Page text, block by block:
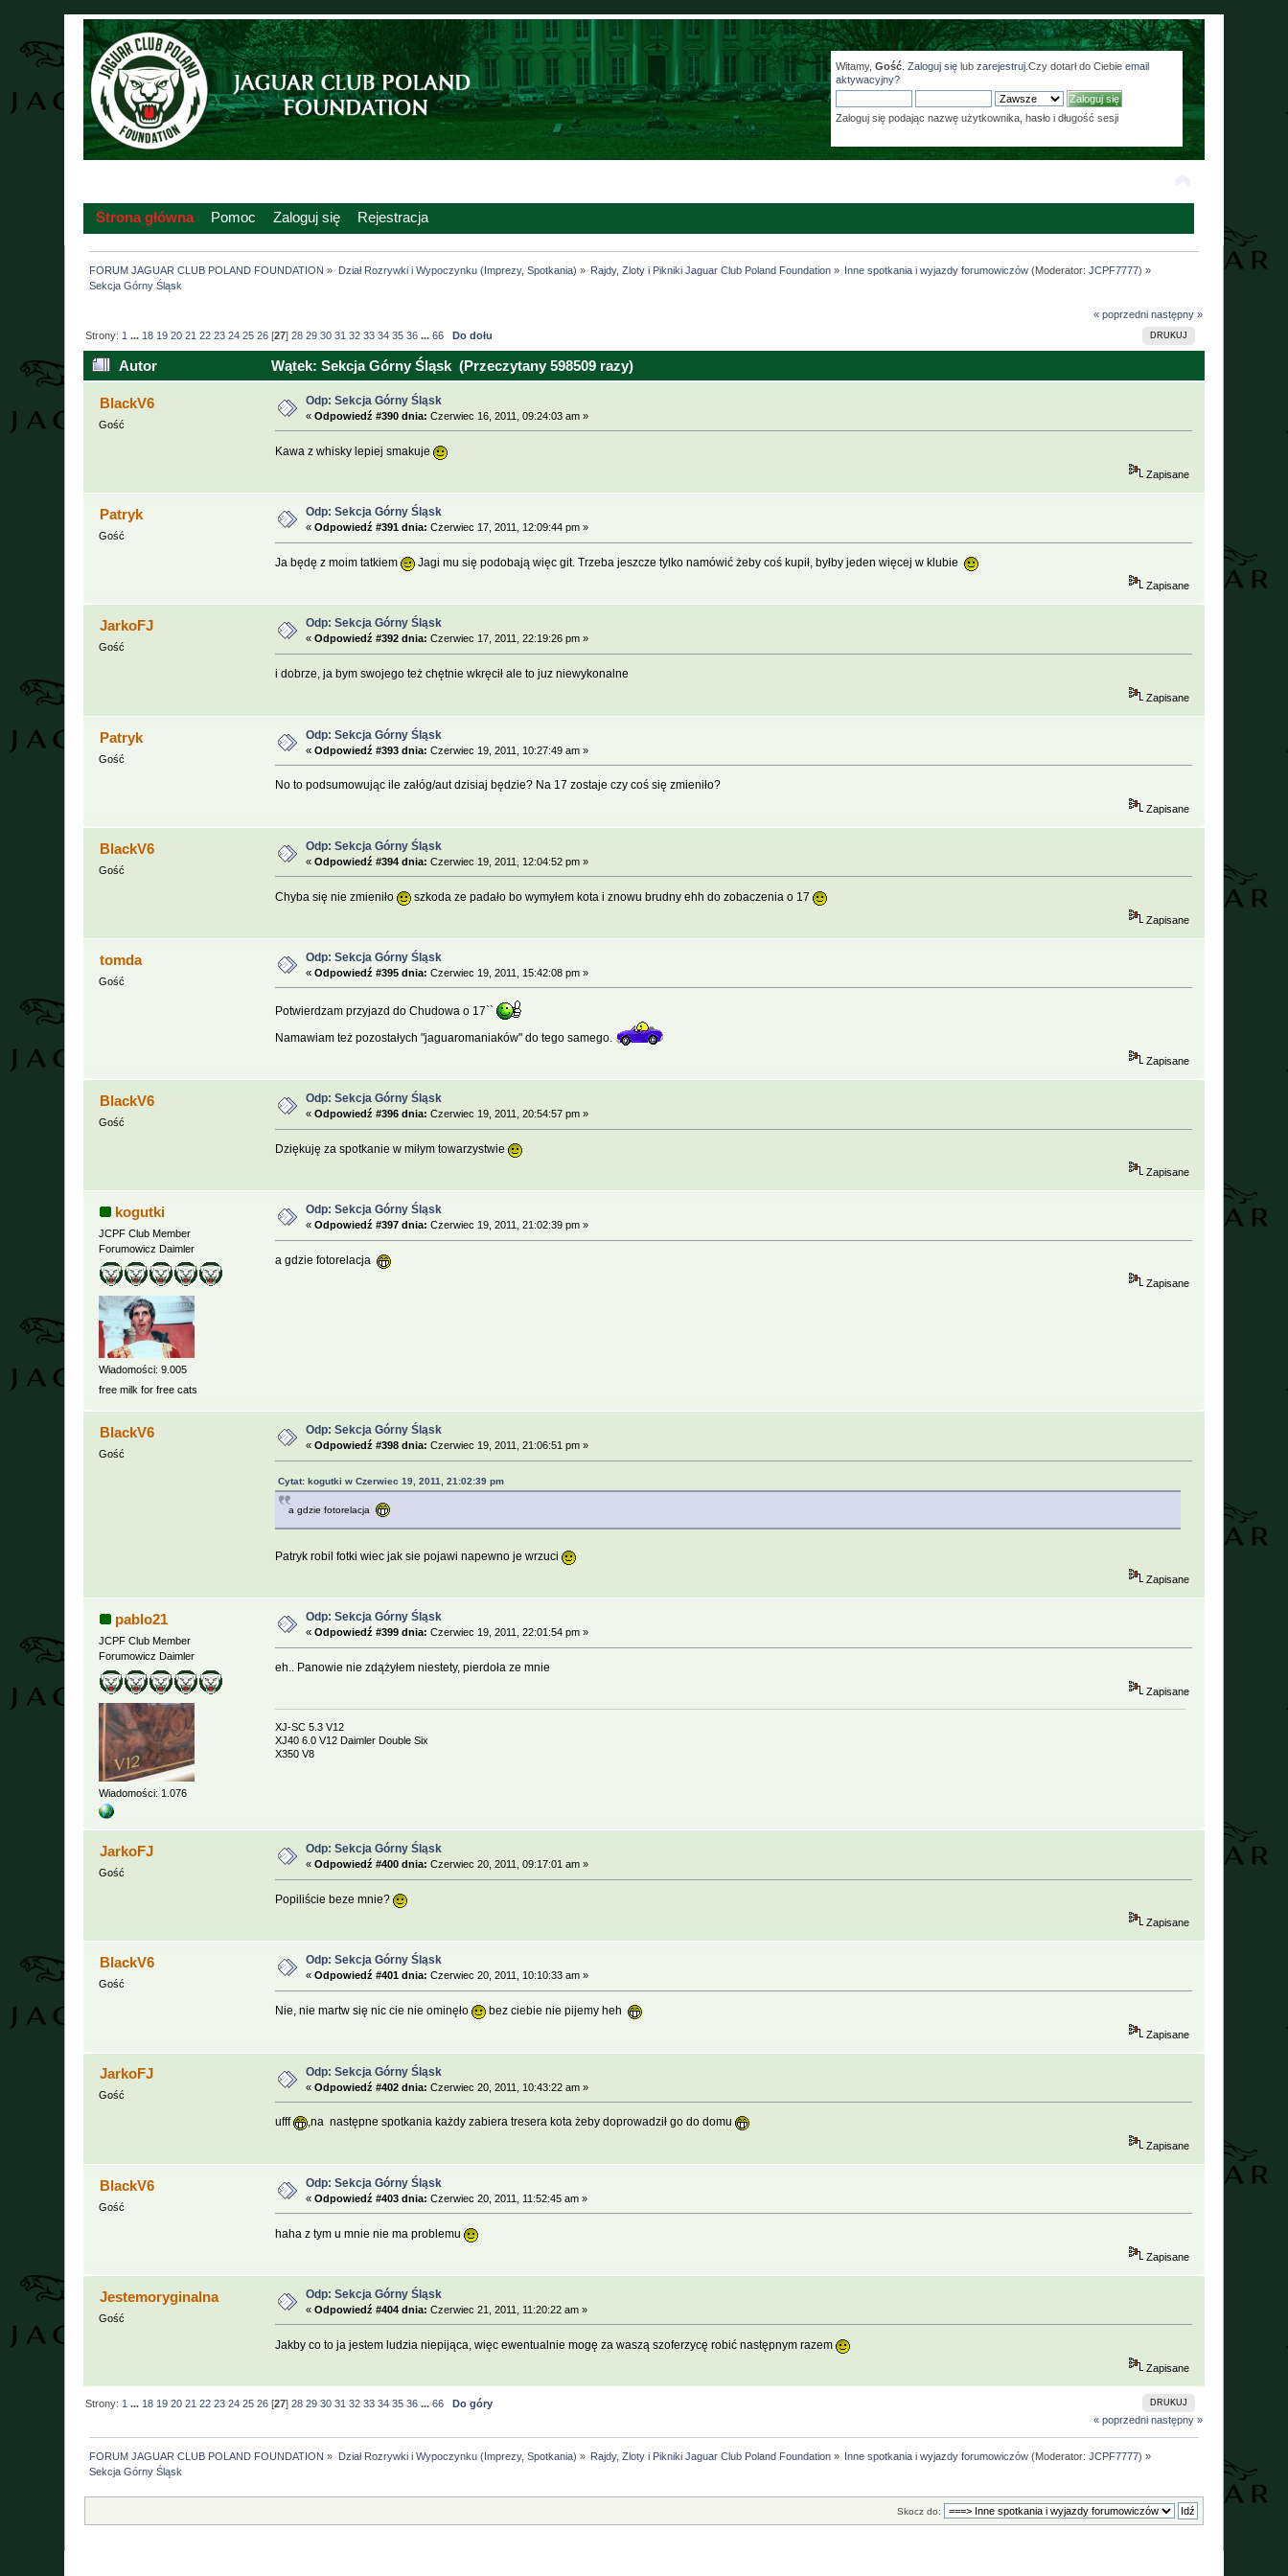
Witamy, Gość. Zaloguj sięlub zarejestruj.Czy dotarł do Ciebie email
aktywacyjny?
Zaloguj się podając nazwę użytkownika, hasło i długość sesji
Strona główna Pomoc Zaloguj się Rejestracja
FORUM JAGUAR CLUB POLAND FOUNDATION » Dział Rozrywki i Wypoczynku (Imprezy, Spotkania) » Rajdy, Zloty i Pikniki Jaguar Club Poland Foundation » Inne spotkania i wyjazdy forumowiczów (Moderator:JCPF7777) »
Sekcja Górny Śląsk
« poprzedni następny »
DRUKUJ
Strony: 1 ... 18 19 20 21 22 23 24 25 26 [27]28 29 30 31 32 33 34 35 36 ...66 Do dołu
Autor Wątek: Sekcja Górny Śląsk (Przeczytany 598509 razy)
BlackV6
Gość
Odp: Sekcja Górny Śląsk
«Odpowiedź #390 dnia: Czerwiec 16, 2011, 09:24:03 am »
Kawa z whisky lepiej smakuje
Zapisane
Patryk
Gość
Odp: Sekcja Górny Śląsk
«Odpowiedź #391 dnia: Czerwiec 17, 2011, 12:09:44 pm »
Ja będę z moim tatkiem Jagi mu się podobają więc git. Trzeba jeszcze tylko namówić żeby coś kupił, byłby jeden więcej w klubie
Zapisane
JarkoFJ
Gość
Odp: Sekcja Górny Śląsk
«Odpowiedź #392 dnia: Czerwiec 17, 2011, 22:19:26 pm »
i dobrze, ja bym swojego też chętnie wkręcił ale to juz niewykonalne
Zapisane
Patryk
Gość
Odp: Sekcja Górny Śląsk
«Odpowiedź #393 dnia: Czerwiec 19, 2011, 10:27:49 am »
No to podsumowując ile załóg/aut dzisiaj będzie? Na 17 zostaje czy coś się zmieniło?
Zapisane
BlackV6
Gość
Odp: Sekcja Górny Śląsk
«Odpowiedź #394 dnia: Czerwiec 19, 2011, 12:04:52 pm »
Chyba się nie zmieniło szkoda ze padało bo wymyłem kota i znowu brudny ehh do zobaczenia o 17
Zapisane
tomda
Gość
Odp: Sekcja Górny Śląsk
«Odpowiedź #395 dnia: Czerwiec 19, 2011, 15:42:08 pm »
Potwierdzam przyjazd do Chudowa o 17``
Namawiam też pozostałych "jaguaromaniaków" do tego samego.
Zapisane
BlackV6
Gość
Odp: Sekcja Górny Śląsk
«Odpowiedź #396 dnia: Czerwiec 19, 2011, 20:54:57 pm »
Dziękuję za spotkanie w miłym towarzystwie
Zapisane
kogutki
JCPF Club Member
Forumowicz Daimler
Wiadomości: 9.005
free milk for free cats
Odp: Sekcja Górny Śląsk
«Odpowiedź #397 dnia: Czerwiec 19, 2011, 21:02:39 pm »
a gdzie fotorelacja
Zapisane
BlackV6
Gość
Odp: Sekcja Górny Śląsk
«Odpowiedź #398 dnia: Czerwiec 19, 2011, 21:06:51 pm »
Cytat: kogutki w Czerwiec 19, 2011, 21:02:39 pm
a gdzie fotorelacja
Patryk robil fotki wiec jak sie pojawi napewno je wrzuci
Zapisane
pablo21
JCPF Club Member
Forumowicz Daimler
Wiadomości: 1.076
Odp: Sekcja Górny Śląsk
«Odpowiedź #399 dnia: Czerwiec 19, 2011, 22:01:54 pm »
eh.. Panowie nie zdążyłem niestety, pierdoła ze mnie
Zapisane
XJ-SC 5.3 V12
XJ40 6.0 V12 Daimler Double Six
X350 V8
JarkoFJ
Gość
Odp: Sekcja Górny Śląsk
«Odpowiedź #400 dnia: Czerwiec 20, 2011, 09:17:01 am »
Popiliście beze mnie?
Zapisane
BlackV6
Gość
Odp: Sekcja Górny Śląsk
«Odpowiedź #401 dnia: Czerwiec 20, 2011, 10:10:33 am »
Nie, nie martw się nic cie nie ominęło bez ciebie nie pijemy heh
Zapisane
JarkoFJ
Gość
Odp: Sekcja Górny Śląsk
«Odpowiedź #402 dnia: Czerwiec 20, 2011, 10:43:22 am »
ufff ,na następne spotkania każdy zabiera tresera kota żeby doprowadził go do domu
Zapisane
BlackV6
Gość
Odp: Sekcja Górny Śląsk
«Odpowiedź #403 dnia: Czerwiec 20, 2011, 11:52:45 am »
haha z tym u mnie nie ma problemu
Zapisane
Jestemoryginalna
Gość
Odp: Sekcja Górny Śląsk
«Odpowiedź #404 dnia: Czerwiec 21, 2011, 11:20:22 am »
Jakby co to ja jestem ludzia niepijąca, więc ewentualnie mogę za waszą szoferzycę robić następnym razem
Zapisane
DRUKUJ
Strony: 1 ... 18 19 20 21 22 23 24 25 26 [27]28 29 30 31 32 33 34 35 36 ...66
Do góry
« poprzedni następny »
FORUM JAGUAR CLUB POLAND FOUNDATION » Dział Rozrywki i Wypoczynku (Imprezy, Spotkania) » Rajdy, Zloty i Pikniki Jaguar Club Poland Foundation » Inne spotkania i wyjazdy forumowiczów (Moderator:JCPF7777) »
Sekcja Górny Śląsk
Skocz do: